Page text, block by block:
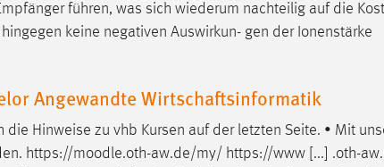
führen, was sich wiederum nachteilig auf die
keine negativen Auswirkun- gen der Ionenstärke
Angewandte Wirtschaftsinformatik
die Hinweise zu vhb Kursen auf der letzten Seite. • Mit
https://moodle.oth-aw.de/my/ https://www [...] .oth-